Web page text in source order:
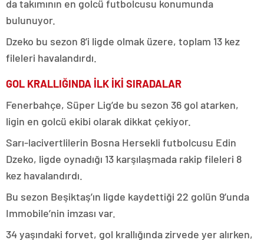
da takımının en golcü futbolcusu konumunda
bulunuyor.
Dzeko bu sezon 8’i ligde olmak üzere, toplam 13 kez
fileleri havalandırdı.
GOL KRALLIĞINDA İLK İKİ SIRADALAR
Fenerbahçe, Süper Lig’de bu sezon 36 gol atarken,
ligin en golcü ekibi olarak dikkat çekiyor.
Sarı-lacivertlilerin Bosna Hersekli futbolcusu Edin
Dzeko, ligde oynadığı 13 karşılaşmada rakip fileleri 8
kez havalandırdı.
Bu sezon Beşiktaş’ın ligde kaydettiği 22 golün 9’unda
Immobile’nin imzası var.
34 yaşındaki forvet, gol krallığında zirvede yer alırken,